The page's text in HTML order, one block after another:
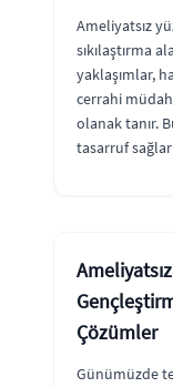
Ameliyatsız
sıkılaştırma
yaklaşımlar,
cerrahi
olanak tanır.
tasarruf
Çözümler
Günümüzde